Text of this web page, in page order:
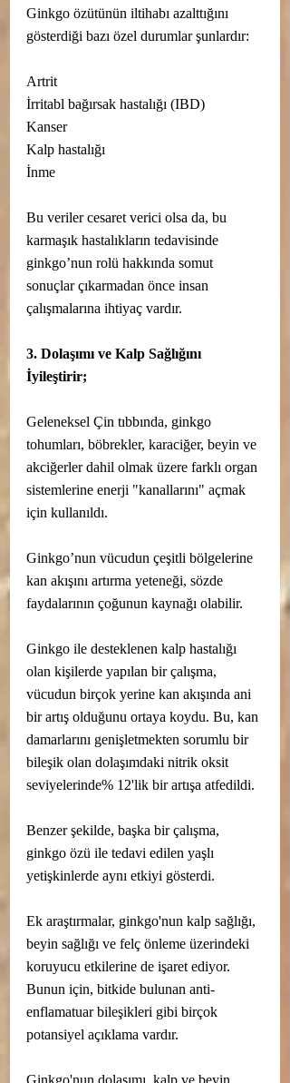
Ginkgo özütünün iltihabı azalttığını
gösterdiği bazı özel durumlar şunlardır:
Artrit
İrritabl bağırsak hastalığı (IBD)
Kanser
Kalp hastalığı
İnme
Bu veriler cesaret verici olsa da, bu
karmaşık hastalıkların tedavisinde
ginkgo’nun rolü hakkında somut
sonuçlar çıkarmadan önce insan
çalışmalarına ihtiyaç vardır.
3. Dolaşımı ve Kalp Sağlığını
İyileştirir;
Geleneksel Çin tıbbında, ginkgo
tohumları, böbrekler, karaciğer, beyin ve
akciğerler dahil olmak üzere farklı organ
sistemlerine enerji "kanallarını" açmak
için kullanıldı.
Ginkgo’nun vücudun çeşitli bölgelerine
kan akışını artırma yeteneği, sözde
faydalarının çoğunun kaynağı olabilir.
Ginkgo ile desteklenen kalp hastalığı
olan kişilerde yapılan bir çalışma,
vücudun birçok yerine kan akışında ani
bir artış olduğunu ortaya koydu. Bu, kan
damarlarını genişletmekten sorumlu bir
bileşik olan dolaşımdaki nitrik oksit
seviyelerinde% 12'lik bir artışa atfedildi.
Benzer şekilde, başka bir çalışma,
ginkgo özü ile tedavi edilen yaşlı
yetişkinlerde aynı etkiyi gösterdi.
Ek araştırmalar, ginkgo'nun kalp sağlığı,
beyin sağlığı ve felç önleme üzerindeki
koruyucu etkilerine de işaret ediyor.
Bunun için, bitkide bulunan anti-
enflamatuar bileşikleri gibi birçok
potansiyel açıklama vardır.